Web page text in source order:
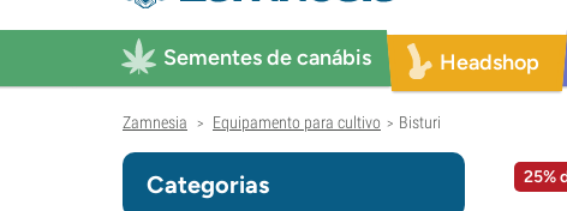
Sementes de canábis Headshop
Zamnesia > Equipamento para cultivo > Bisturi
25%
Categorias